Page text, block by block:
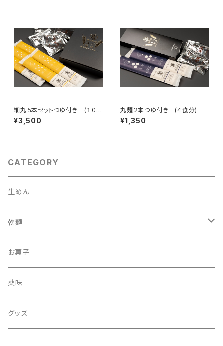
細丸５本セットつゆ付き (１０食
分)
¥3,500
丸麺２本つゆ付き (４食分)
¥1,350
CATEGORY
生めん
乾麺
丸
細まる
ひもかわ
お菓子
薬味
グッズ